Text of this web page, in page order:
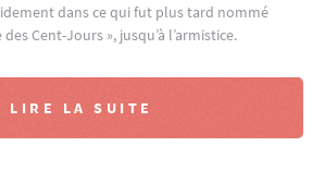
dans ce qui fut plus tard nommé
des Cent-Jours », jusqu’à l’armistice.
LIRE LA SUITE